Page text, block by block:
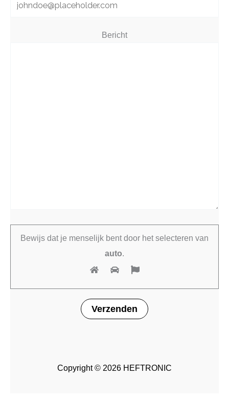
Bericht
Bewijs dat je menselijk bent door het selecteren van
auto.
Copyright © 2026 HEFTRONIC